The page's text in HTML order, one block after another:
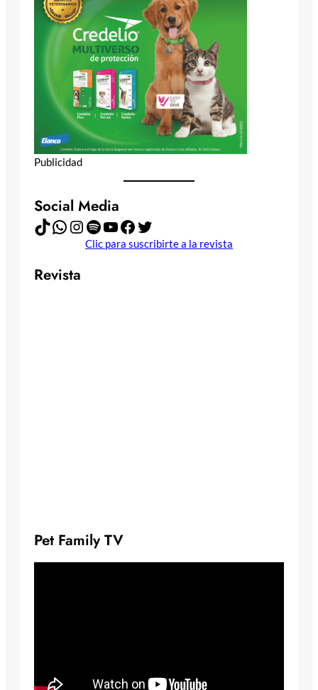
Publicidad
Social Media
TikTok WhatsApp Instagram Spotify YouTube Facebook Twitter
Clic para suscribirte a la revista
Revista
Pet Family TV